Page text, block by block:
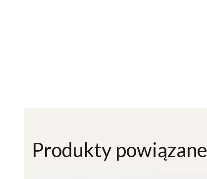
Produkty powiązane